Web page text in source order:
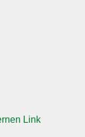
Link